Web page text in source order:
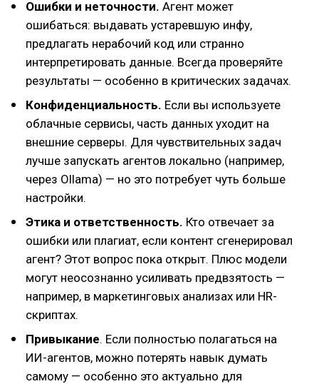
Ошибки и неточности. Агент может
ошибаться: выдавать устаревшую инфу,
предлагать нерабочий код или странно
интерпретировать данные. Всегда проверяйте
результаты — особенно в критических задачах.
Конфиденциальность. Если вы используете
облачные сервисы, часть данных уходит на
внешние серверы. Для чувствительных задач
лучше запускать агентов локально (например,
через Ollama) — но это потребует чуть больше
настройки.
Этика и ответственность. Кто отвечает за
ошибки или плагиат, если контент сгенерировал
агент? Этот вопрос пока открыт. Плюс модели
могут неосознанно усиливать предвзятость —
например, в маркетинговых анализах или HR-
скриптах.
Привыкание. Если полностью полагаться на
ИИ-агентов, можно потерять навык думать
самому — особенно это актуально для